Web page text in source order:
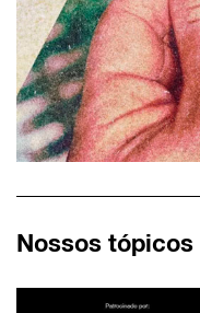
Nossos tópicos